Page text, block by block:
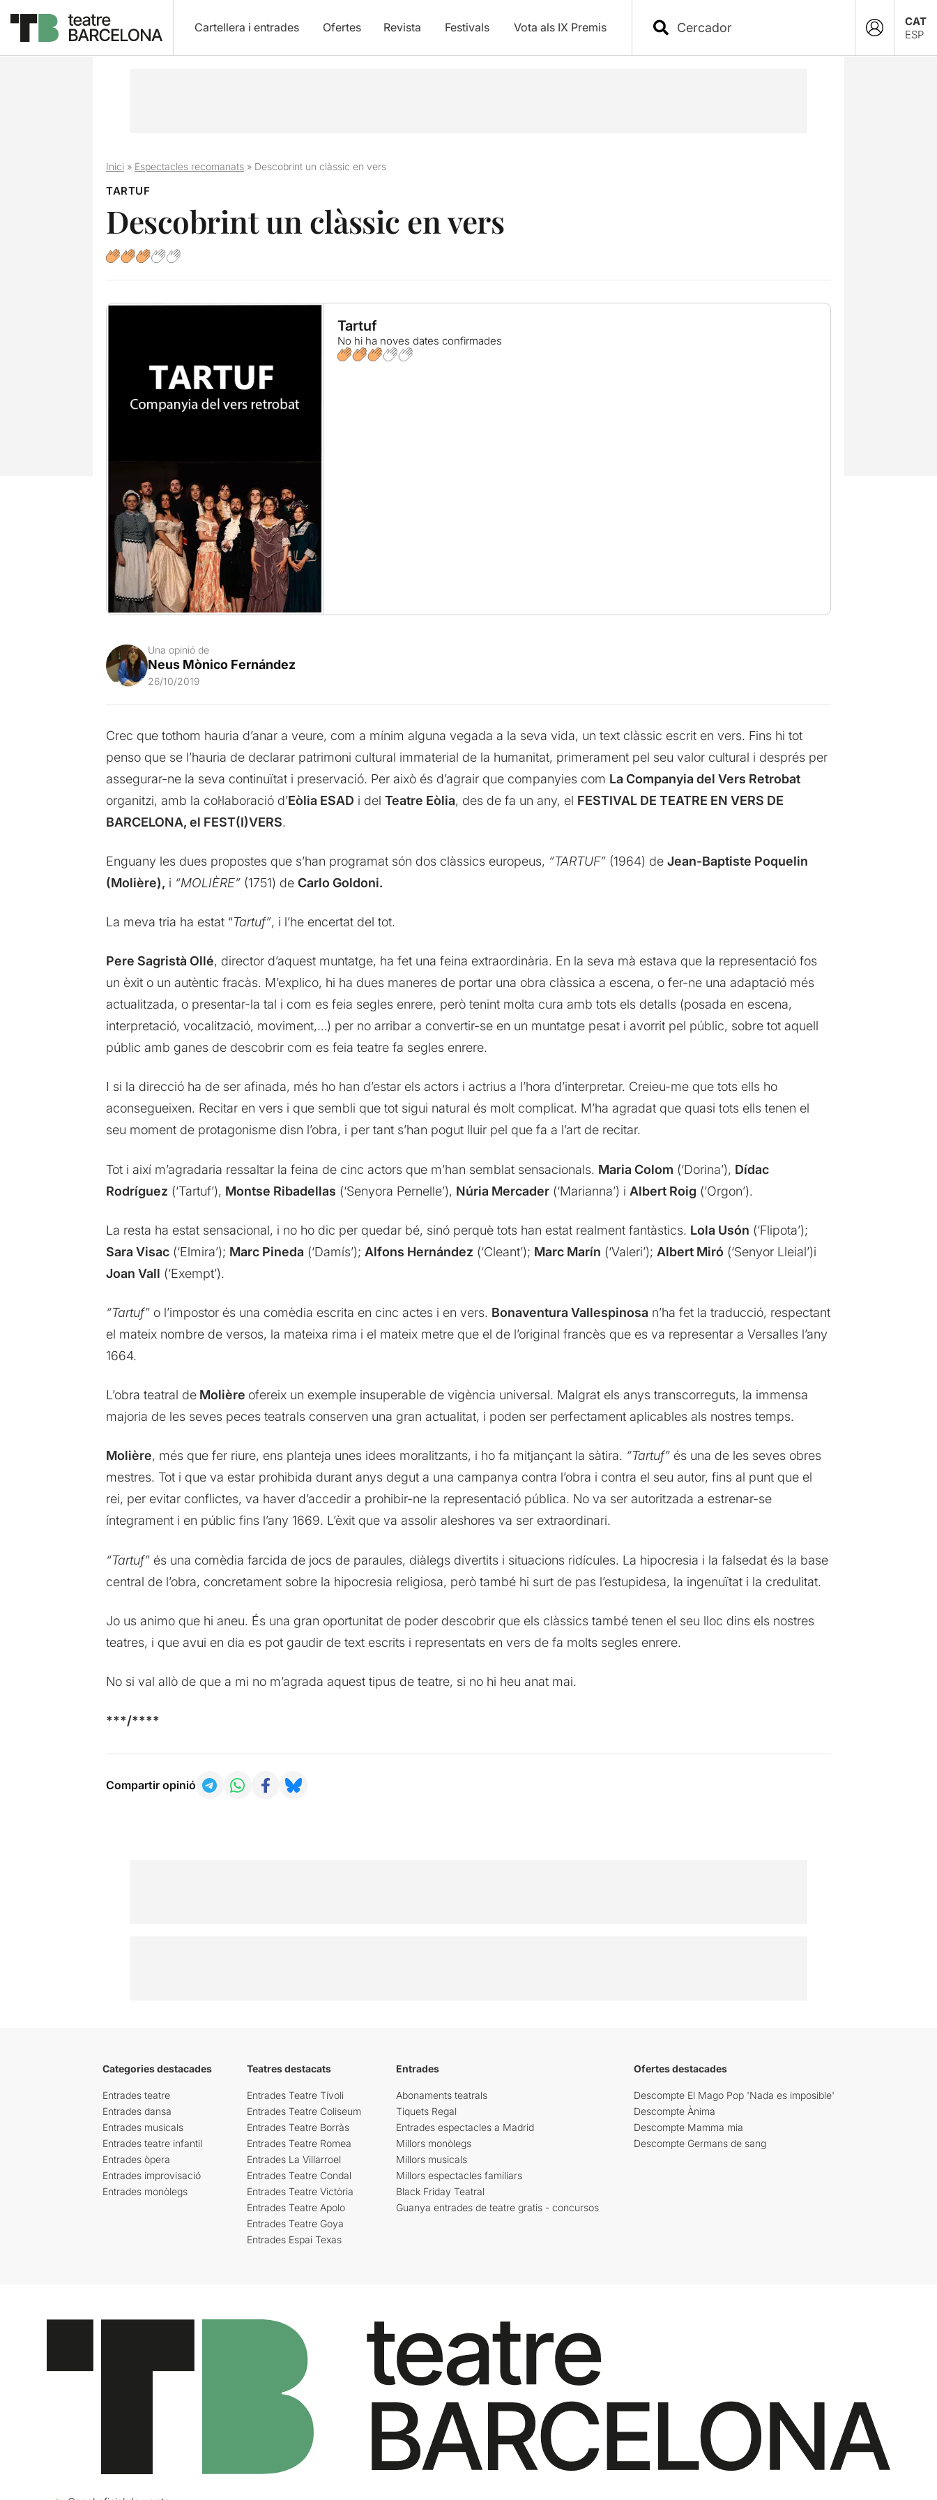
Cartellera i entrades Ofertes Revista Festivals Vota als IX Premis
CAT
ESP
Inici» Espectacles recomanats» Descobrint un clàssic en vers
TARTUF
Descobrint un clàssic en vers
Tartuf
No hi ha noves dates confirmades
Una opinió de
Neus Mònico Fernández
26/10/2019
Crec que tothom hauria d’anar a veure, com a mínim alguna vegada a la seva vida, un text clàssic escrit en vers. Fins hi tot
penso que se l’hauria de declarar patrimoni cultural immaterial de la humanitat, primerament pel seu valor cultural i després per
assegurar-ne la seva continuïtat i preservació. Per això és d’agrair que companyies com La Companyia del Vers Retrobat
organitzi, amb la col·laboració d’Eòlia ESAD i del Teatre Eòlia, des de fa un any, el FESTIVAL DE TEATRE EN VERS DE
BARCELONA, el FEST(I)VERS.
Enguany les dues propostes que s’han programat són dos clàssics europeus, “TARTUF”(1964) de Jean-Baptiste Poquelin
(Molière), i “MOLIÈRE”(1751) de Carlo Goldoni.
La meva tria ha estat “Tartuf”, i l’he encertat del tot.
Pere Sagristà Ollé, director d’aquest muntatge, ha fet una feina extraordinària. En la seva mà estava que la representació fos
un èxit o un autèntic fracàs. M’explico, hi ha dues maneres de portar una obra clàssica a escena, o fer-ne una adaptació més
actualitzada, o presentar-la tal i com es feia segles enrere, però tenint molta cura amb tots els detalls (posada en escena,
interpretació, vocalització, moviment,…) per no arribar a convertir-se en un muntatge pesat i avorrit pel públic, sobre tot aquell
públic amb ganes de descobrir com es feia teatre fa segles enrere.
I si la direcció ha de ser afinada, més ho han d’estar els actors i actrius a l’hora d’interpretar. Creieu-me que tots ells ho
aconsegueixen. Recitar en vers i que sembli que tot sigui natural és molt complicat. M’ha agradat que quasi tots ells tenen el
seu moment de protagonisme disn l’obra, i per tant s’han pogut lluir pel que fa a l’art de recitar.
Tot i així m’agradaria ressaltar la feina de cinc actors que m’han semblat sensacionals. Maria Colom (‘Dorina’), Dídac
Rodríguez (‘Tartuf’), Montse Ribadellas (‘Senyora Pernelle’), Núria Mercader(‘Marianna’) i Albert Roig (‘Orgon’).
La resta ha estat sensacional, i no ho dic per quedar bé, sinó perquè tots han estat realment fantàstics. Lola Usón (‘Flipota’);
Sara Visac(‘Elmira’); Marc Pineda (‘Damís’); Alfons Hernández (‘Cleant’); Marc Marín (‘Valeri’); Albert Miró (‘Senyor Lleial’)i
Joan Vall (‘Exempt’).
“Tartuf”o l’impostor és una comèdia escrita en cinc actes i en vers. Bonaventura Vallespinosa n’ha fet la traducció, respectant
el mateix nombre de versos, la mateixa rima i el mateix metre que el de l’original francès que es va representar a Versalles l’any
1664.
L’obra teatral deMolière ofereix un exemple insuperable de vigència universal. Malgrat els anys transcorreguts, la immensa
majoria de les seves peces teatrals conserven una gran actualitat, i poden ser perfectament aplicables als nostres temps.
Molière, més que fer riure, ens planteja unes idees moralitzants, i ho fa mitjançant la sàtira. “Tartuf”és una de les seves obres
mestres. Tot i que va estar prohibida durant anys degut a una campanya contra l’obra i contra el seu autor, fins al punt que el
rei, per evitar conflictes, va haver d’accedir a prohibir-ne la representació pública. No va ser autoritzada a estrenar-se
íntegrament i en públic fins l’any 1669. L’èxit que va assolir aleshores va ser extraordinari.
“Tartuf”és una comèdia farcida de jocs de paraules, diàlegs divertits i situacions ridícules. La hipocresia i la falsedat és la base
central de l’obra, concretament sobre la hipocresia religiosa, però també hi surt de pas l’estupidesa, la ingenuïtat i la credulitat.
Jo us animo que hi aneu. És una gran oportunitat de poder descobrir que els clàssics també tenen el seu lloc dins els nostres
teatres, i que avui en dia es pot gaudir de text escrits i representats en vers de fa molts segles enrere.
No si val allò de que a mi no m’agrada aquest tipus de teatre, si no hi heu anat mai.
***/****
Compartir opinió
Categories destacades
Entrades teatre
Entrades dansa
Entrades musicals
Entrades teatre infantil
Entrades òpera
Entrades improvisació
Entrades monòlegs
Teatres destacats
Entrades Teatre Tívoli
Entrades Teatre Coliseum
Entrades Teatre Borràs
Entrades Teatre Romea
Entrades La Villarroel
Entrades Teatre Condal
Entrades Teatre Victòria
Entrades Teatre Apolo
Entrades Teatre Goya
Entrades Espai Texas
Entrades
Abonaments teatrals
Tiquets Regal
Entrades espectacles a Madrid
Millors monòlegs
Millors musicals
Millors espectacles familiars
Black Friday Teatral
Guanya entrades de teatre gratis - concursos
Ofertes destacades
Descompte El Mago Pop 'Nada es imposible'
Descompte Ànima
Descompte Mamma mia
Descompte Germans de sang